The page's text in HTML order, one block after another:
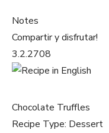
Notes
Compartir y disfrutar!
3.2.2708
Chocolate Truffles
Recipe Type: Dessert